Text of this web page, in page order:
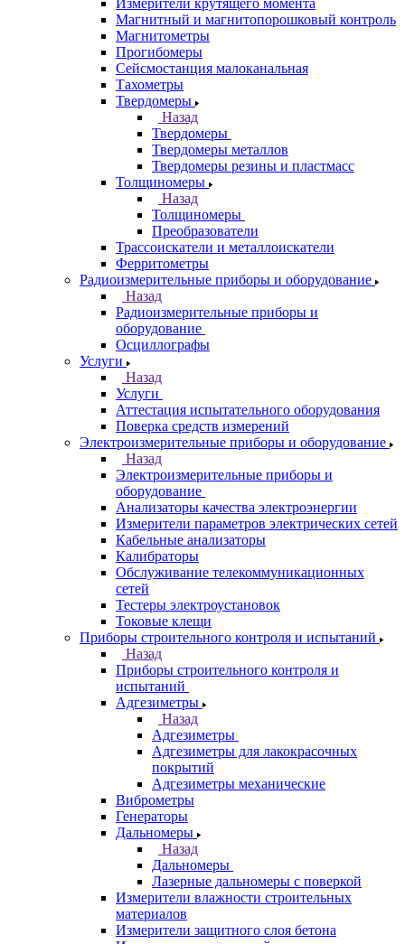
Измерители крутящего момента
Магнитный и магнитопорошковый контроль
Магнитометры
Прогибомеры
Сейсмостанция малоканальная
Тахометры
Твердомеры
Назад
Твердомеры
Твердомеры металлов
Твердомеры резины и пластмасс
Толщиномеры
Назад
Толщиномеры
Преобразователи
Трассоискатели и металлоискатели
Ферритометры
Радиоизмерительные приборы и оборудование
Назад
Радиоизмерительные приборы и
оборудование
Осциллографы
Услуги
Назад
Услуги
Аттестация испытательного оборудования
Поверка средств измерений
Электроизмерительные приборы и оборудование
Назад
Электроизмерительные приборы и
оборудование
Анализаторы качества электроэнергии
Измерители параметров электрических сетей
Кабельные анализаторы
Калибраторы
Обслуживание телекоммуникационных
сетей
Тестеры электроустановок
Токовые клещи
Приборы строительного контроля и испытаний
Назад
Приборы строительного контроля и
испытаний
Адгезиметры
Назад
Адгезиметры
Адгезиметры для лакокрасочных
покрытий
Адгезиметры механические
Виброметры
Генераторы
Дальномеры
Назад
Дальномеры
Лазерные дальномеры с поверкой
Измерители влажности строительных
материалов
Измерители защитного слоя бетона